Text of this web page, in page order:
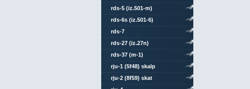
rds-5 (iz.501-m)
rds-6s (iz.501-6)
rds-7
rds-27 (iz.27n)
rds-37 (m-1)
rju-1 (5f48) skalp
rju-2 (8f59) skat